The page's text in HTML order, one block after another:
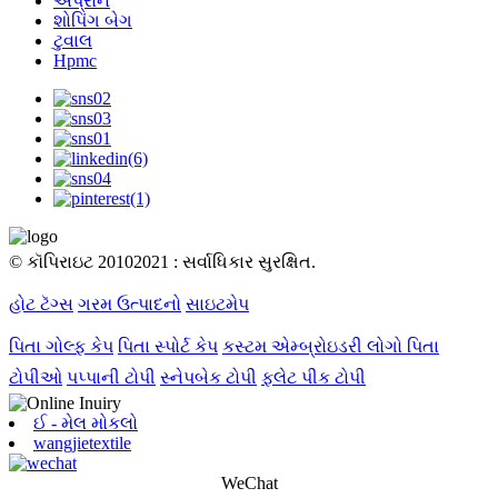
શોપિંગ બેગ
ટુવાલ
Hpmc
© કૉપિરાઇટ 20102021 : સર્વાધિકાર સુરક્ષિત.
હોટ ટૅગ્સ ગરમ ઉત્પાદનો સાઇટમેપ
પિતા ગોલ્ફ કેપ પિતા સ્પોર્ટ કેપ કસ્ટમ એમ્બ્રોઇડરી લોગો પિતા
ટોપીઓ પપ્પાની ટોપી સ્નેપબેક ટોપી ફ્લેટ પીક ટોપી
ઈ - મેલ મોકલો
wangjietextile
WeChat